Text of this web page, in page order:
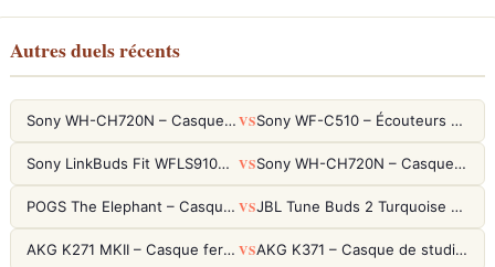
Autres duels récents
Sony WH-CH720N – Casque ANC 35h, Ultra-léger (192g) avec Processeur V1 VS Sony WF-C510 – Écouteurs True Wireless compacts, autonomie 22h et multipoint
Sony LinkBuds Fit WFLS910NW Blanc – Écouteurs Sport Ailes ANC VS Sony WH-CH720N – Casque ANC 35h, Ultra-léger (192g) avec Processeur V1
POGS The Elephant – Casque Filaire Enfants 85dB POGS-Safe™ (Éco-Responsable) VS JBL Tune Buds 2 Turquoise – Écouteurs True Wireless avec ANC et autonomie 48h
AKG K271 MKII – Casque fermé studio fiable pour une écoute neutre VS AKG K371 – Casque de studio fermé 50mm titane, réponse 5Hz-50kHz